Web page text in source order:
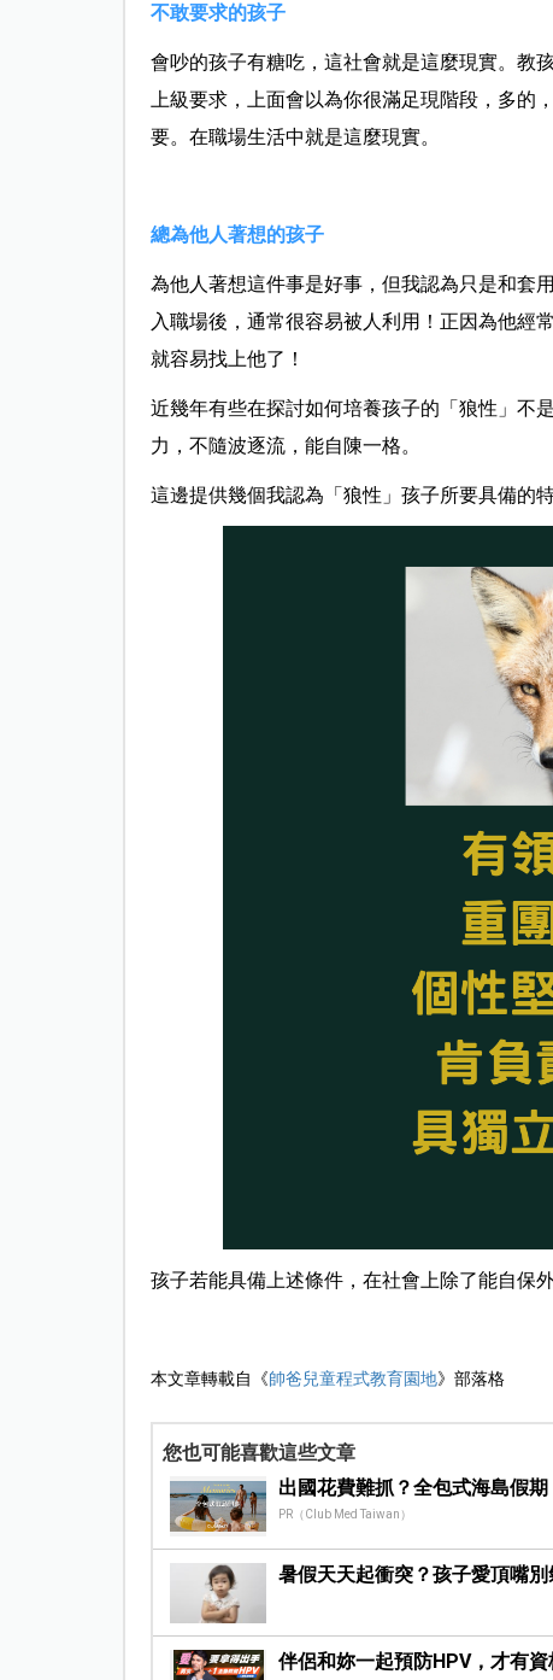
不敢要求的孩子
會吵的孩子有糖吃，這社會就是這麼現實。教
上級要求，上面會以為你很滿足現階段，多
要。在職場生活中就是這麼現實。
總為他人著想的孩子
為他人著想這件事是好事，但我認為只是和套
入職場後，通常很容易被人利用！正因為他經
就容易找上他了！
近幾年有些在探討如何培養孩子的「狼性」不
力，不隨波逐流，能自陳一格。
這邊提供幾個我認為「狼性」孩子所要具備的
孩子若能具備上述條件，在社會上除了能自保
本文章轉載自《帥爸兒童程式教育園地》部落格
您也可能喜歡這些文章
出國花費難抓？全包式海島假
PR（Club Med Taiwan）
暑假天天起衝突？孩子愛頂嘴
伴侶和妳一起預防HPV，才有資